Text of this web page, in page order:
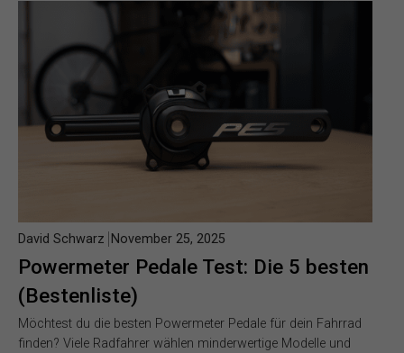
Powermeter Pedale Test: Die 5 besten
(Bestenliste)
David Schwarz November 25, 2025
Möchtest du die besten Powermeter Pedale für dein Fahrrad
finden? Viele Radfahrer wählen minderwertige Modelle und